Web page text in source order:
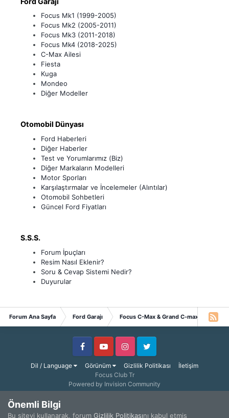
Focus Mk1 (1999-2005)
Focus Mk2 (2005-2011)
Focus Mk3 (2011-2018)
Focus Mk4 (2018-2025)
C-Max Ailesi
Fiesta
Kuga
Mondeo
Diğer Modeller
Otomobil Dünyası
Ford Haberleri
Diğer Haberler
Test ve Yorumlarımız (Biz)
Diğer Markaların Modelleri
Motor Sporları
Karşılaştırmalar ve İncelemeler (Alıntılar)
Otomobil Sohbetleri
Güncel Ford Fiyatları
S.S.S.
Forum İpuçları
Resim Nasıl Eklenir?
Soru & Cevap Sistemi Nedir?
Duyurular
Forum Ana Sayfa Ford Garajı Focus C-Max & Grand C-max C-
Dil / Language Görünüm Gizlilik Politikası İletişim
FacebookYoutube InstagramTwitter
Focus Club Tr
Powered by Invision Community
Önemli Bilgi
Bu siteyi kullanarak, forum Gizlilik Politikasını kabul etmiş